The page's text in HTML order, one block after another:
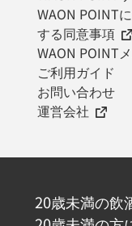
WAON POINT
する同意事項
WAON POINT
ご利用ガイド
お問い合わせ
運営会社
20歳未満の飲